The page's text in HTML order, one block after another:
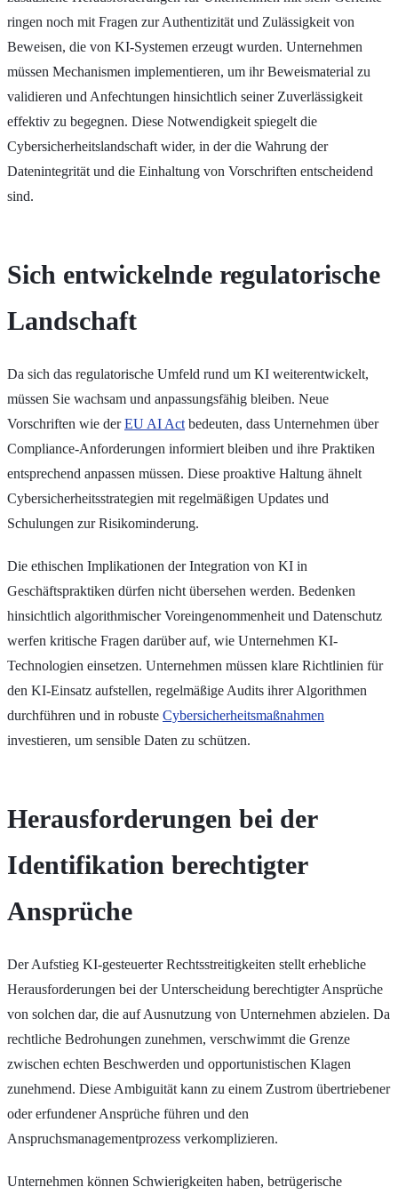
ringen noch mit Fragen zur Authentizität und Zulässigkeit von
Beweisen, die von KI-Systemen erzeugt wurden. Unternehmen
müssen Mechanismen implementieren, um ihr Beweismaterial zu
validieren und Anfechtungen hinsichtlich seiner Zuverlässigkeit
effektiv zu begegnen. Diese Notwendigkeit spiegelt die
Cybersicherheitslandschaft wider, in der die Wahrung der
Datenintegrität und die Einhaltung von Vorschriften entscheidend
sind.
Sich entwickelnde regulatorische
Landschaft
Da sich das regulatorische Umfeld rund um KI weiterentwickelt,
müssen Sie wachsam und anpassungsfähig bleiben. Neue
Vorschriften wie derEU AI Act bedeuten, dass Unternehmen über
Compliance-Anforderungen informiert bleiben und ihre Praktiken
entsprechend anpassen müssen. Diese proaktive Haltung ähnelt
Cybersicherheitsstrategien mit regelmäßigen Updates und
Schulungen zur Risikominderung.
Die ethischen Implikationen der Integration von KI in
Geschäftspraktiken dürfen nicht übersehen werden. Bedenken
hinsichtlich algorithmischer Voreingenommenheit und Datenschutz
werfen kritische Fragen darüber auf, wie Unternehmen KI-
Technologien einsetzen. Unternehmen müssen klare Richtlinien für
den KI-Einsatz aufstellen, regelmäßige Audits ihrer Algorithmen
durchführen und in robuste Cybersicherheitsmaßnahmen
investieren, um sensible Daten zu schützen.
Herausforderungen bei der
Identifikation berechtigter
Ansprüche
Der Aufstieg KI-gesteuerter Rechtsstreitigkeiten stellt erhebliche
Herausforderungen bei der Unterscheidung berechtigter Ansprüche
von solchen dar, die auf Ausnutzung von Unternehmen abzielen. Da
rechtliche Bedrohungen zunehmen, verschwimmt die Grenze
zwischen echten Beschwerden und opportunistischen Klagen
zunehmend. Diese Ambiguität kann zu einem Zustrom übertriebener
oder erfundener Ansprüche führen und den
Anspruchsmanagementprozess verkomplizieren.
Unternehmen können Schwierigkeiten haben, betrügerische